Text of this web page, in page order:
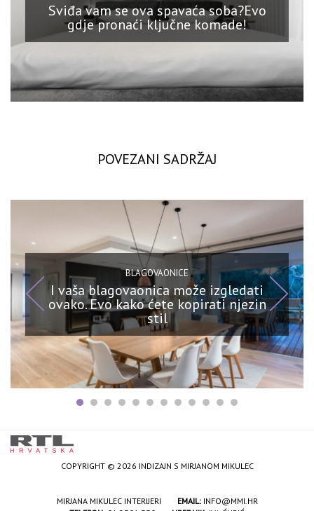
Sviđa vam se ova spavaća soba?Evo
gdje pronaći ključne komade!
POVEZANI SADRŽAJ
BLAGOVAONICE
I vaša blagovaonica može izgledati
ovako. Evo kako ćete kopirati njezin
stil
COPYRIGHT © 2026 INDIZAJN S MIRJANOM MIKULEC
MIRJANA MIKULEC INTERIJERI EMAIL: INFO@MMI.HR